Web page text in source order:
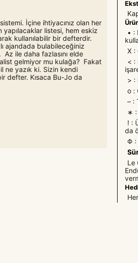
İçine ihtiyacınız olan her
listesi, hem eskiz
kullanılabilir bir defterdir.
ajandada bulabileceğiniz
ile daha fazlasını elde
gelmiyor mu kulağa? Fakat
ne yazık ki. Sizin kendi
defter. Kısaca Bu-Jo da
• :
X :
< :
> :
ο :
– :
∗ :
! :
da
Φ :
Le